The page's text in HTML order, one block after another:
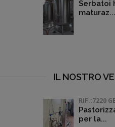
Serbatoi
maturaz...
IL NOSTRO
RIF.:7220
per la...